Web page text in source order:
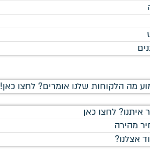
מה הלקוחות שלנו אומרים? לחצו כאן!
איתנו? לחצו כאן
מהירה
אצלנו?